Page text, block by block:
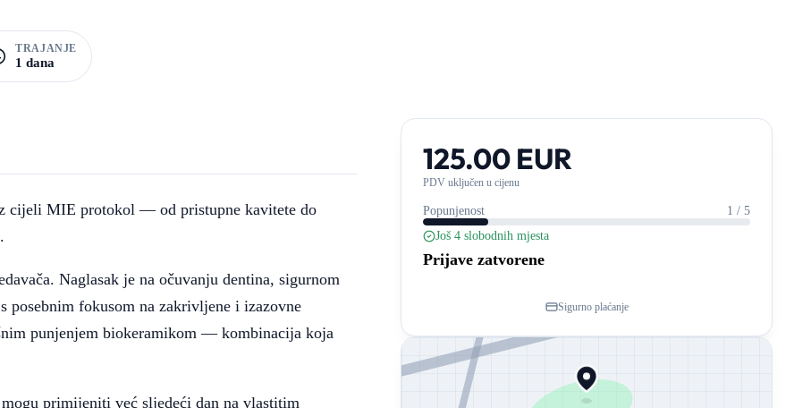
TRAJANJE
1 dana
cijeli MIE protokol — od pristupne kavitete do
Naglasak je na očuvanju dentina, sigurnom
posebnim fokusom na zakrivljene i izazovne
punjenjem biokeramikom — kombinacija koja
primijeniti već sljedeći dan na vlastitim
125.00 EUR
PDV uključen u cijenu
Popunjenost
1 / 5
Još 4 slobodnih mjesta
Prijave zatvorene
Sigurno plaćanje